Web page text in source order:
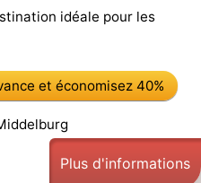
idéale pour les
et économisez 40%
Plus d'informations